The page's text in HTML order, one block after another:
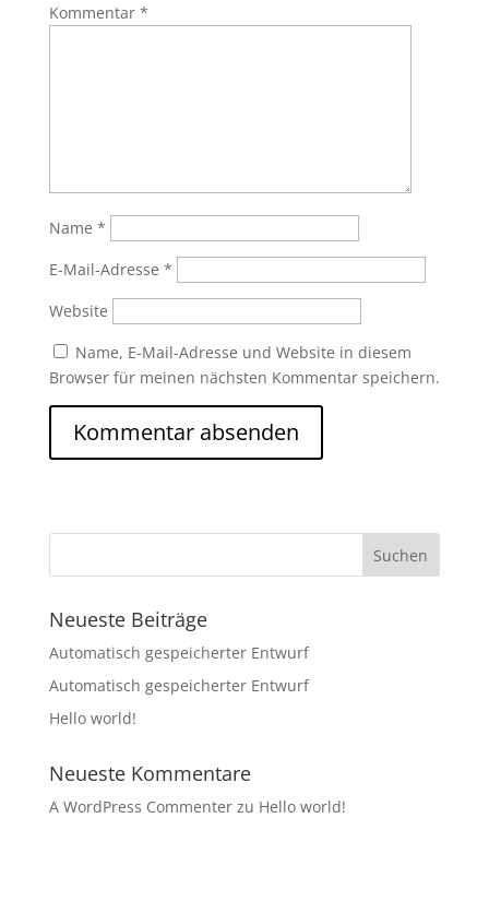
Kommentar *
Name *
E-Mail-Adresse *
Website
Name, E-Mail-Adresse und Website in diesem
Browser für meinen nächsten Kommentar speichern.
Neueste Beiträge
Automatisch gespeicherter Entwurf
Automatisch gespeicherter Entwurf
Hello world!
Neueste Kommentare
A WordPress Commenterzu Hello world!